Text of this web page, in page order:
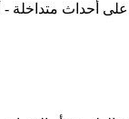
على أحداث